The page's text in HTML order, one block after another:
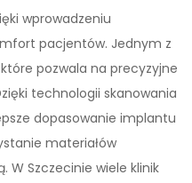
wprowadzeniu
pacjentów. Jednym z
pozwala na precyzyjne
technologii skanowania
dopasowanie implantu
materiałów
Szczecinie wiele klinik